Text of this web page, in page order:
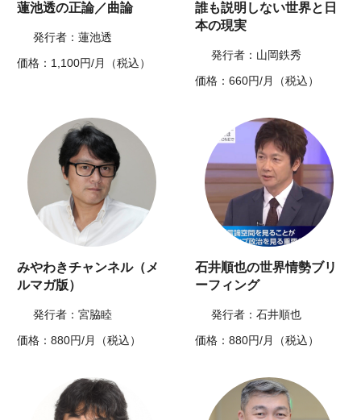
蓮池透の正論／曲論
発行者：蓮池透
価格：1,100円/月（税込）
誰も説明しない世界と日
本の現実
発行者：山岡鉄秀
価格：660円/月（税込）
みやわきチャンネル（メ
ルマガ版）
発行者：宮脇睦
価格：880円/月（税込）
石井順也の世界情勢ブリ
ーフィング
発行者：石井順也
価格：880円/月（税込）